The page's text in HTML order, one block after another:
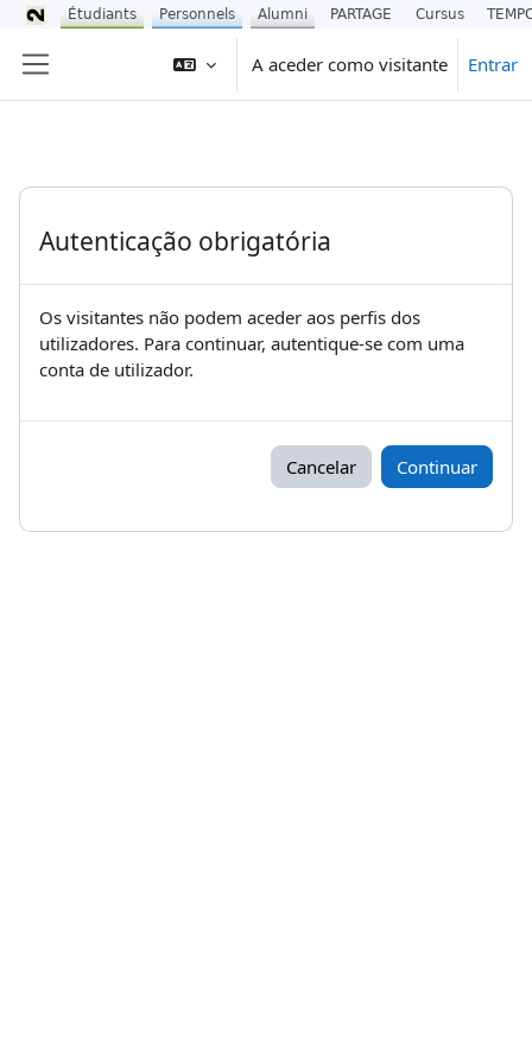
A aceder como visitante Entrar
Autenticação obrigatória
Os visitantes não podem aceder aos perfis dos
utilizadores. Para continuar, autentique-se com uma
conta de utilizador.
Cancelar Continuar
Étudiants Personnels Alumni PARTAGE Cursus